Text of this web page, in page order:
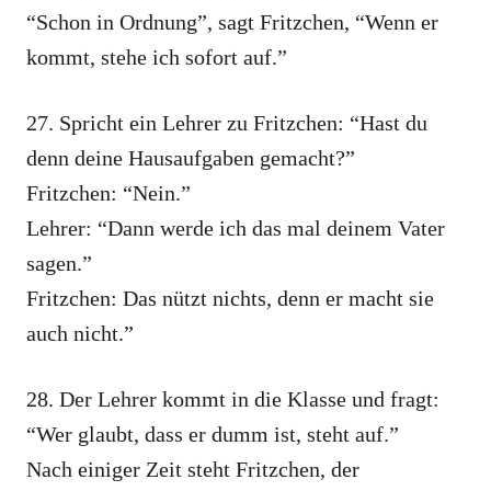
“Schon in Ordnung”, sagt Fritzchen, “Wenn er
kommt, stehe ich sofort auf.”
27. Spricht ein Lehrer zu Fritzchen: “Hast du
denn deine Hausaufgaben gemacht?”
Fritzchen: “Nein.”
Lehrer: “Dann werde ich das mal deinem Vater
sagen.”
Fritzchen: Das nützt nichts, denn er macht sie
auch nicht.”
28. Der Lehrer kommt in die Klasse und fragt:
“Wer glaubt, dass er dumm ist, steht auf.”
Nach einiger Zeit steht Fritzchen, der